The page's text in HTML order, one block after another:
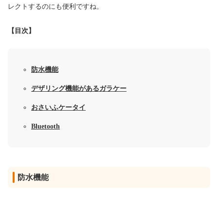
レクトするのにも便利ですね。
【目次】
防水機能
デザリング機能があるガラケー
おさいふケータイ
Bluetooth
防水機能